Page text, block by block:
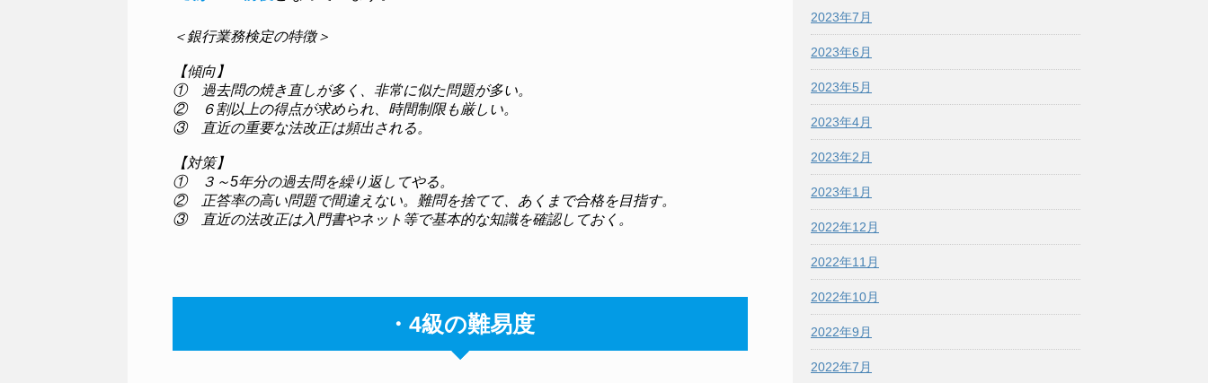
＜銀行業務検定の特徴＞
【傾向】
①　過去問の焼き直しが多く、非常に似た問題が多い。
②　６割以上の得点が求められ、時間制限も厳しい。
③　直近の重要な法改正は頻出される。
【対策】
①　３～5年分の過去問を繰り返してやる。
②　正答率の高い問題で間違えない。難問を捨てて、あくまで合格を目指す。
③　直近の法改正は入門書やネット等で基本的な知識を確認しておく。
・4級の難易度
2023年7月
2023年6月
2023年5月
2023年4月
2023年2月
2023年1月
2022年12月
2022年11月
2022年10月
2022年9月
2022年7月